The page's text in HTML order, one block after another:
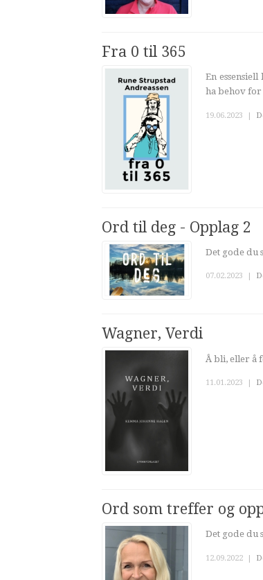
Fra 0 til 365
En
ha behov for
19.06.2023 |
Ord til deg - Opplag 2
Det gode du
07.02.2023
Wagner, Verdi
Å bli, eller å
11.01.2023 |
Ord som treffer og
Det gode du
12.09.2022 |